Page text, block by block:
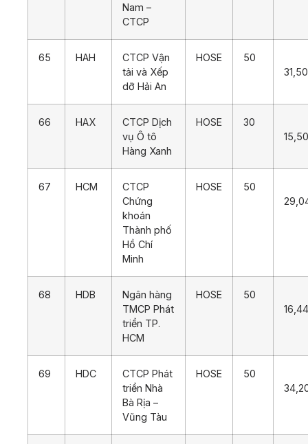
Nam –
CTCP
65 HAH
CTCP Vận
tải và Xếp
dỡ Hải An
HOSE
50
66 HAX
CTCP Dịch
vụ Ô tô
Hàng Xanh
HOSE
30
67 HCM
CTCP
Chứng
khoán
Thành phố
Hồ Chí
Minh
HOSE
50
68 HDB
Ngân hàng
TMCP Phát
triển TP.
HCM
HOSE
50
69 HDC
CTCP Phát
triển Nhà
Bà Rịa –
Vũng Tàu
HOSE
50